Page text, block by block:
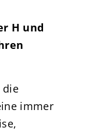
H und
die
immer